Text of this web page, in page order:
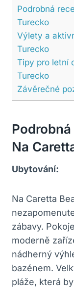
Podrobná
Turecko
Výlety a
Turecko
Tipy pro letní
Turecko
Závěrečné
Na
Ubytování:
Na Caretta
zábavy.
moderně
nádherný
bazénem.
pláže, která